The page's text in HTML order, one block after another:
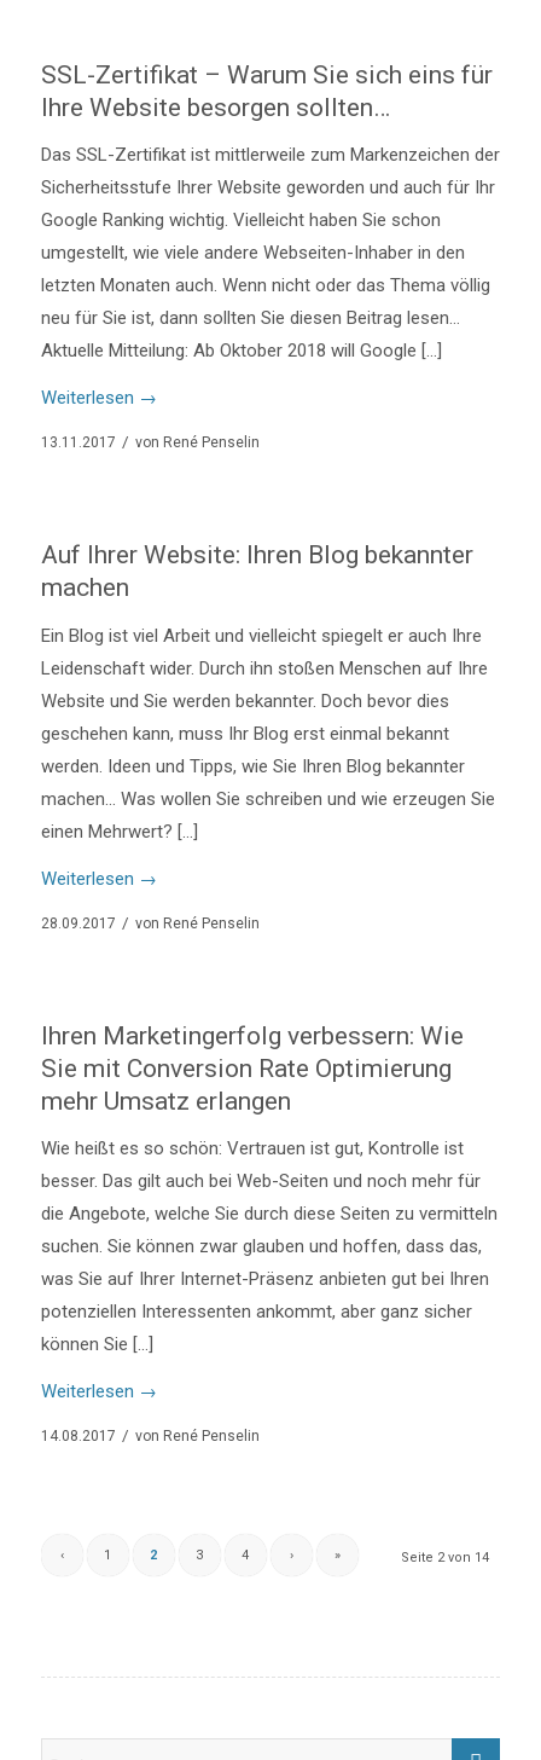
SSL-Zertifikat – Warum Sie sich eins für
Ihre Website besorgen sollten…
Das SSL-Zertifikat ist mittlerweile zum Markenzeichen der
Sicherheitsstufe Ihrer Website geworden und auch für Ihr
Google Ranking wichtig. Vielleicht haben Sie schon
umgestellt, wie viele andere Webseiten-Inhaber in den
letzten Monaten auch. Wenn nicht oder das Thema völlig
neu für Sie ist, dann sollten Sie diesen Beitrag lesen…
Aktuelle Mitteilung: Ab Oktober 2018 will Google […]
Weiterlesen →
13.11.2017 / von René Penselin
Auf Ihrer Website: Ihren Blog bekannter
machen
Ein Blog ist viel Arbeit und vielleicht spiegelt er auch Ihre
Leidenschaft wider. Durch ihn stoßen Menschen auf Ihre
Website und Sie werden bekannter. Doch bevor dies
geschehen kann, muss Ihr Blog erst einmal bekannt
werden. Ideen und Tipps, wie Sie Ihren Blog bekannter
machen… Was wollen Sie schreiben und wie erzeugen Sie
einen Mehrwert? […]
Weiterlesen →
28.09.2017 / von René Penselin
Ihren Marketingerfolg verbessern: Wie
Sie mit Conversion Rate Optimierung
mehr Umsatz erlangen
Wie heißt es so schön: Vertrauen ist gut, Kontrolle ist
besser. Das gilt auch bei Web-Seiten und noch mehr für
die Angebote, welche Sie durch diese Seiten zu vermitteln
suchen. Sie können zwar glauben und hoffen, dass das,
was Sie auf Ihrer Internet-Präsenz anbieten gut bei Ihren
potenziellen Interessenten ankommt, aber ganz sicher
können Sie […]
Weiterlesen →
14.08.2017 / von René Penselin
Seite 2 von 14
‹ 1 2 3 4 › »